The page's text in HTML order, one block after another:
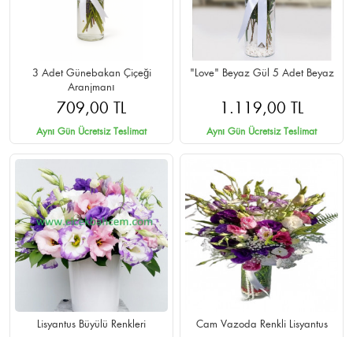
3 Adet Günebakan Çiçeği
Aranjmanı
709,00 TL
Aynı Gün Ücretsiz Teslimat
"Love" Beyaz Gül 5 Adet Beyaz
1.119,00 TL
Aynı Gün Ücretsiz Teslimat
Lisyantus Büyülü Renkleri Cam Vazoda Renkli Lisyantus